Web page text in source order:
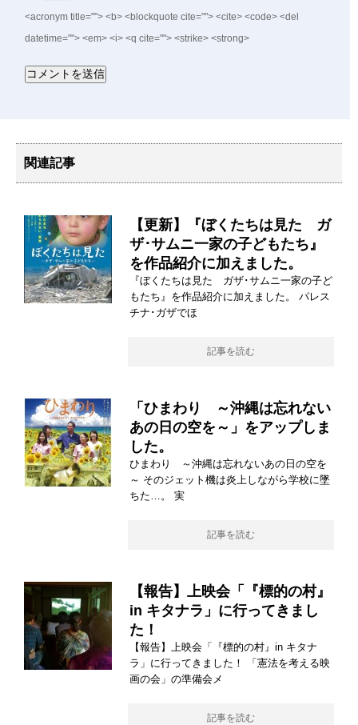
<acronym title=""> <b> <blockquote cite=""> <cite> <code> <del
datetime=""> <em> <i> <q cite=""> <strike> <strong>
関連記事
【更新】『ぼくたちは見た ガ
ザ･サムニ一家の子どもたち』
を作品紹介に加えました。
『ぼくたちは見た ガザ･サムニ一家の子ど
もたち』を作品紹介に加えました。 パレス
チナ･ガザでほ
記事を読む
「ひまわり ～沖縄は忘れない
あの日の空を～」をアップしま
した。
ひまわり ～沖縄は忘れないあの日の空を
～ そのジェット機は炎上しながら学校に墜
ちた…。 実
記事を読む
【報告】上映会「『標的の村』
in キタナラ」に行ってきまし
た！
【報告】上映会「『標的の村』in キタナ
ラ」に行ってきました！ 「憲法を考える映
画の会」の準備会メ
記事を読む